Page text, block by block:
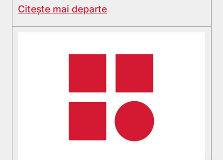
Citește mai departe